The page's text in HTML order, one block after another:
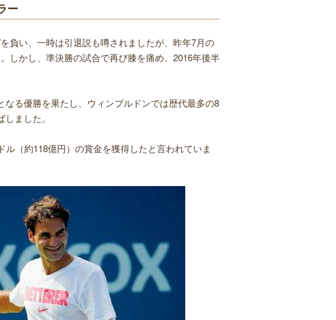
ー
負い、一時は引退説も噂されましたが、昨年7月の
しかし、準決勝の試合で再び膝を痛め、2016年後半
る優勝を果たし、ウィンブルドンでは歴代最多の8
ました。
（約118億円）の賞金を獲得したと言われていま